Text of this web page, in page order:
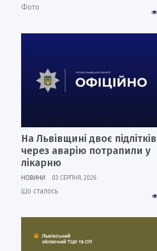
Фото
На Львівщині двоє підлітків
через аварію потрапили у
лікарню
НОВИНИ 03 СЕРПНЯ, 2026
Що сталось